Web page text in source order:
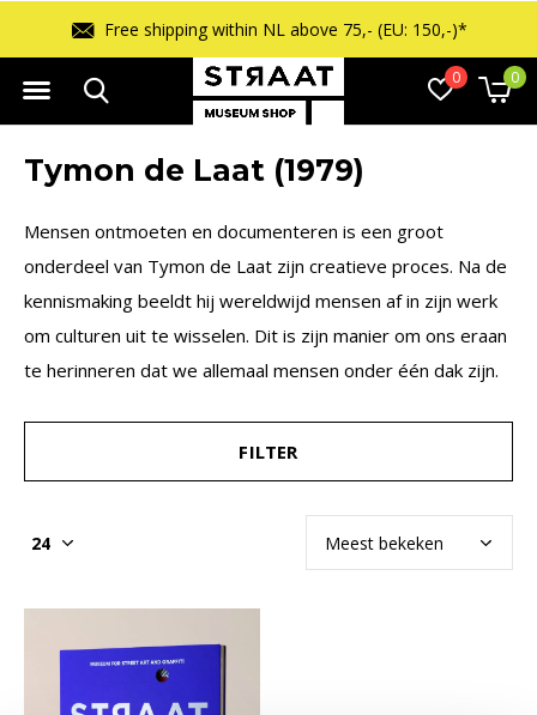
0 0
Free shipping within NL above 75,- (EU: 150,-)*
Tymon de Laat (1979)
Mensen ontmoeten en documenteren is een groot
onderdeel van Tymon de Laat zijn creatieve proces. Na de
kennismaking beeldt hij wereldwijd mensen af in zijn werk
om culturen uit te wisselen. Dit is zijn manier om ons eraan
te herinneren dat we allemaal mensen onder één dak zijn.
FILTER